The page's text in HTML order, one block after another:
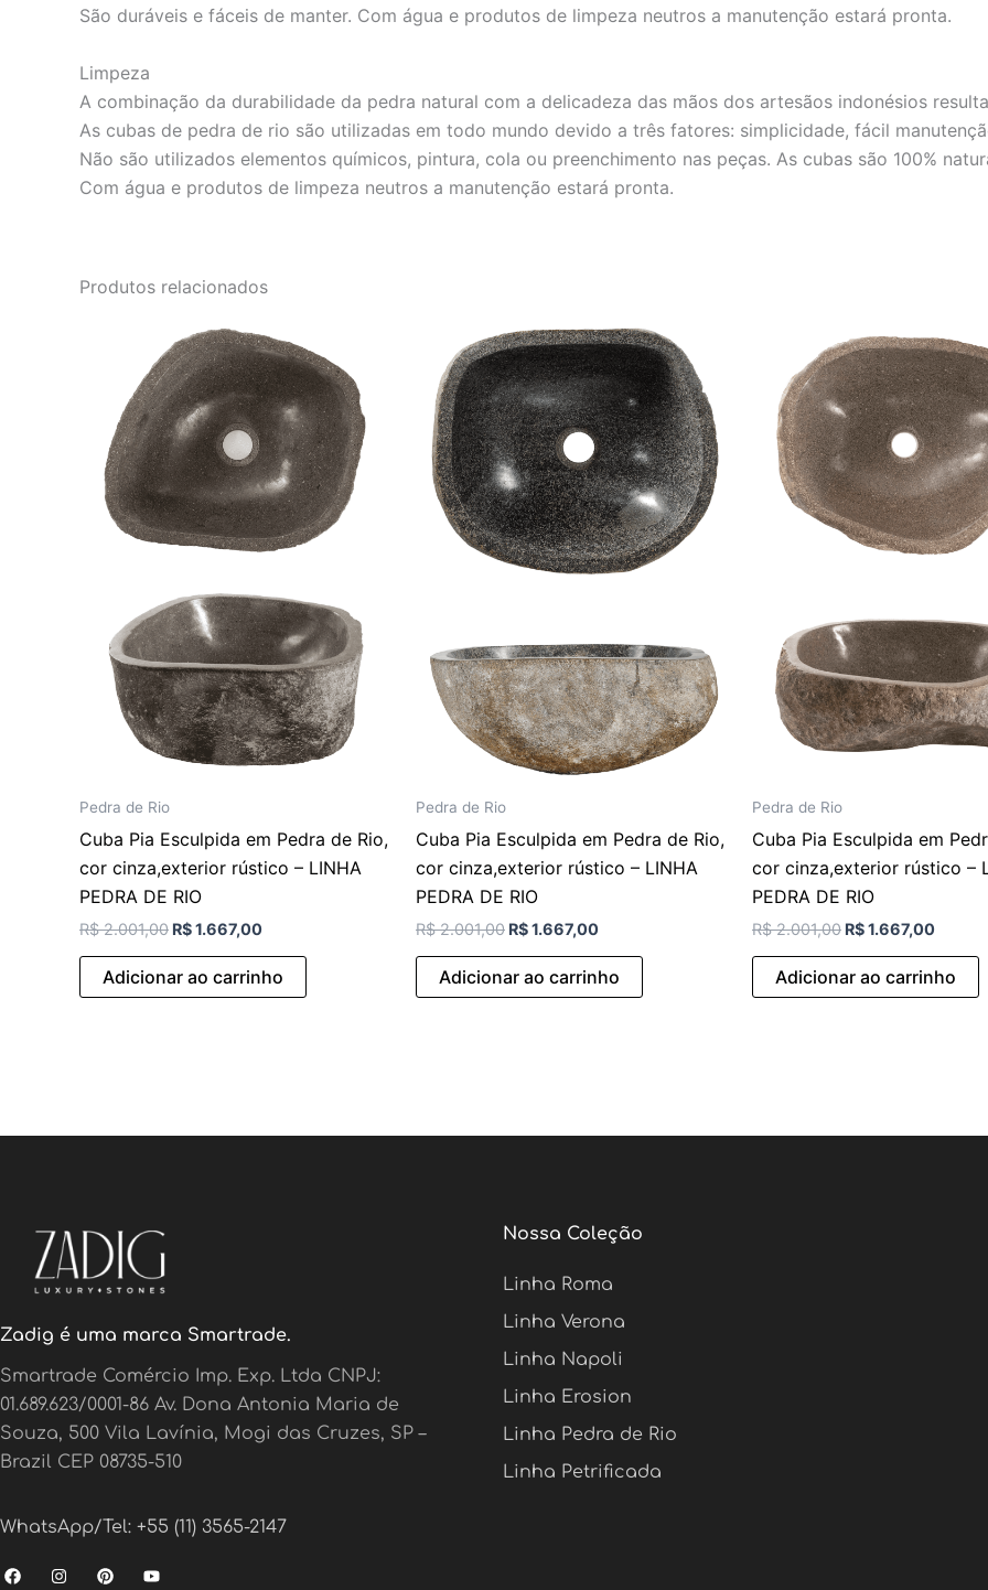
São duráveis e fáceis de manter. Com água e produtos de limpeza neutros a manutenção estará pronta.
Limpeza
A combinação da durabilidade da pedra natural com a delicadeza das mãos dos artesãos indonésios
As cubas de pedra de rio são utilizadas em todo mundo devido a três fatores: simplicidade, fácil
Não são utilizados elementos químicos, pintura, cola ou preenchimento nas peças. As cubas são 100%
Com água e produtos de limpeza neutros a manutenção estará pronta.
Produtos relacionados
Pedra de Rio
Cuba Pia Esculpida em Pedra de Rio,
cor cinza,exterior rústico – LINHA
PEDRA DE RIO
R$2.001,00
preço
original
era:
R$ 2.001,00.
R$1.667,00
preço
atual
é:
R$ 1.667,00.
Adicionar ao carrinho
Pedra de Rio
Cuba Pia Esculpida em Pedra de Rio,
cor cinza,exterior rústico – LINHA
PEDRA DE RIO
R$2.001,00
preço
original
era:
R$ 2.001,00.
R$1.667,00
preço
atual
é:
R$ 1.667,00.
Adicionar ao carrinho
Pedra de Rio
Cuba Pia Esculpida em
cor cinza,exterior rústico –
PEDRA DE RIO
R$2.001,00
preço
original
era:
R$ 2.001,00.
R$1.667,00
preço
atual
é:
R$
Adicionar ao carrinho
Zadig é uma marca Smartrade.
Smartrade Comércio Imp. Exp. Ltda CNPJ:
01.689.623/0001-86 Av. Dona Antonia Maria de
Souza, 500 Vila Lavínia, Mogi das Cruzes, SP –
Brazil CEP 08735-510
WhatsApp/Tel: +55 (11) 3565-2147
F I P Y
Nossa Coleção
Linha Roma
Linha Verona
Linha Napoli
Linha Erosion
Linha Pedra de Rio
Linha Petrificada